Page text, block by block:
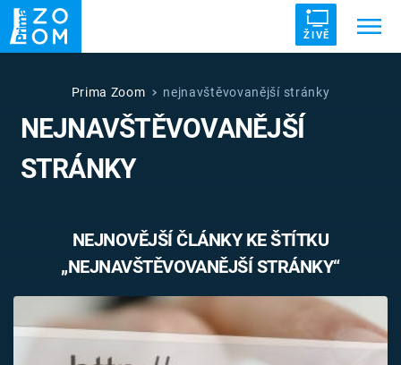
ŽIVĚ
ZRÁDCI DRUHÁ SVĚTOVÁ VÁLKA
ZÁHADY VETŘELCI DÁVNOVĚKU
Témata
Pořady
Prima Zoom nejnavštěvovanější stránky
NEJNAVŠTĚVOVANĚJŠÍ
STRÁNKY
NEJNOVĚJŠÍ ČLÁNKY KE ŠTÍTKU
„NEJNAVŠTĚVOVANĚJŠÍ STRÁNKY“